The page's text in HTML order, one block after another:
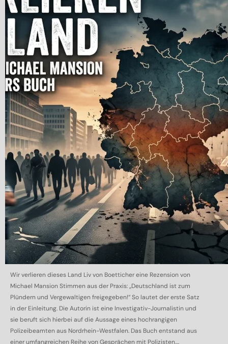
Wir verlieren dieses Land Liv von Boetticher eine Rezension von
Michael Mansion Stimmen aus der Praxis: „Deutschland ist zum
Plündern und Vergewaltigen freigegeben!“ So lautet der erste Satz
in der Einleitung. Die Autorin ist eine Investigativ-Journalistin und
sie beruft sich hierbei auf die Aussage eines hochrangigen
Polizeibeamten aus Nordrhein-Westfalen. Das Buch entstand aus
einer umfangreichen Reihe von Gesprächen mit Polizisten,...